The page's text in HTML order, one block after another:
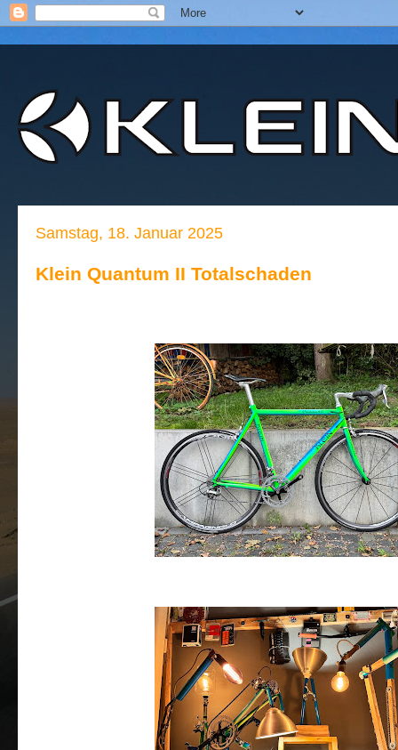
Samstag, 18. Januar 2025
Klein Quantum II Totalschaden